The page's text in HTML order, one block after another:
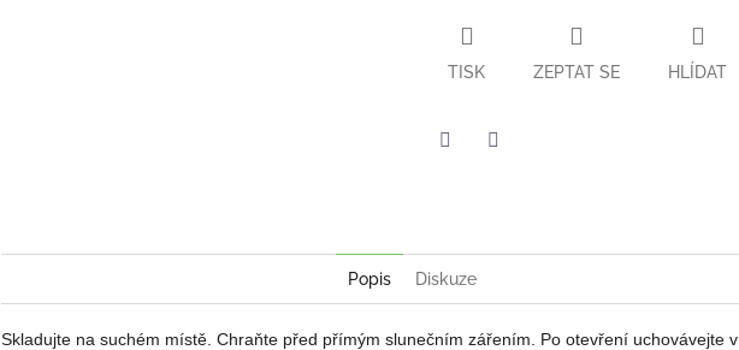
TISK ZEPTAT SE HLÍDAT
Popis Diskuze
Skladujte na suchém místě. Chraňte před přímým slunečním zářením. Po otevření uchovávejte v